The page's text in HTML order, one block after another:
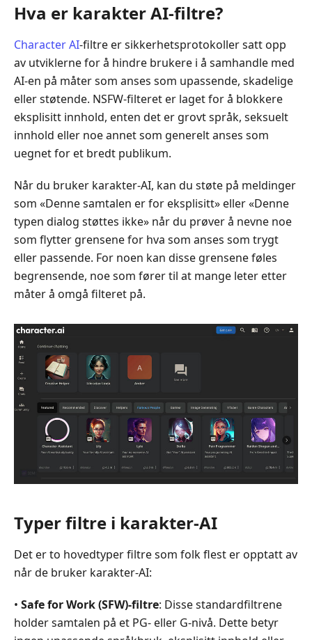
2.
Metoder
for
å
omgå
karakter
AI
NSFW-
filter
Del
3.
Beste
alternativ
for
karakter-
AI
uten
Del
4.
Etiske
og
juridiske
hensyn
Del
5.
Vanlige
Hva er karakter AI-filtre?
Character AI-filtre er sikkerhetsprotokoller satt opp
av utviklerne for å hindre brukere i å samhandle med
AI-en på måter som anses som upassende, skadelige
eller støtende. NSFW-filteret er laget for å blokkere
eksplisitt innhold, enten det er grovt språk, seksuelt
innhold eller noe annet som generelt anses som
uegnet for et bredt publikum.
Når du bruker karakter-AI, kan du støte på meldinger
som «Denne samtalen er for eksplisitt» eller «Denne
typen dialog støttes ikke» når du prøver å nevne noe
som flytter grensene for hva som anses som trygt
eller passende. For noen kan disse grensene føles
begrensende, noe som fører til at mange leter etter
måter å omgå filteret på.
Typer filtre i karakter-AI
Det er to hovedtyper filtre som folk flest er opptatt av
når de bruker karakter-AI:
• Safe for Work (SFW)-filtre: Disse standardfiltrene
holder samtalen på et PG- eller G-nivå. Dette betyr